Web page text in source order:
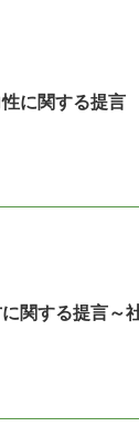
に関する提言
関する提言～